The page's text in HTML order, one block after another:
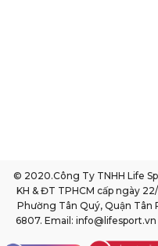
© 2020.Công Ty TNHH Life
KH & ĐT TPHCM cấp ngày
Phường Tân Quý, Quận Tân
6807. Email: